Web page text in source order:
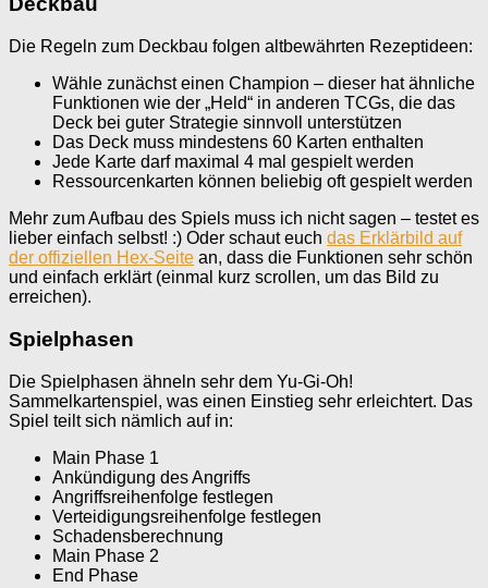
Die Regeln zum Deckbau folgen altbewährten Rezeptideen:
Wähle zunächst einen Champion – dieser hat ähnliche
Funktionen wie der „Held“ in anderen TCGs, die das
Deck bei guter Strategie sinnvoll unterstützen
Das Deck muss mindestens 60 Karten enthalten
Jede Karte darf maximal 4 mal gespielt werden
Ressourcenkarten können beliebig oft gespielt werden
Mehr zum Aufbau des Spiels muss ich nicht sagen – testet es
lieber einfach selbst! :) Oder schaut euch das Erklärbild auf
der offiziellen Hex-Seite an, dass die Funktionen sehr schön
und einfach erklärt (einmal kurz scrollen, um das Bild zu
erreichen).
Spielphasen
Die Spielphasen ähneln sehr dem Yu-Gi-Oh!
Sammelkartenspiel, was einen Einstieg sehr erleichtert. Das
Spiel teilt sich nämlich auf in:
Main Phase 1
Ankündigung des Angriffs
Angriffsreihenfolge festlegen
Verteidigungsreihenfolge festlegen
Schadensberechnung
Main Phase 2
End Phase